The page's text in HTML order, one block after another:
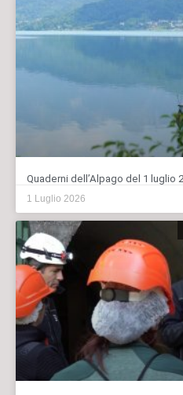
Quaderni dell’Alpago del 1 luglio
1 Luglio 2026